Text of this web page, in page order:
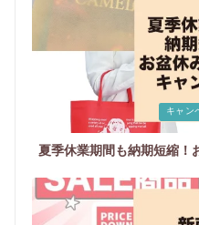
キャン
夏季休業期間も納期短縮！